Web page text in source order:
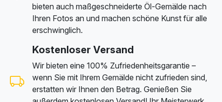
bieten auch maßgeschneiderte Öl-Gemälde nach
Ihren Fotos an und machen schöne Kunst für alle
erschwinglich.
Kostenloser Versand
Wir bieten eine 100% Zufriedenheitsgarantie –
wenn Sie mit Ihrem Gemälde nicht zufrieden sind,
erstatten wir Ihnen den Betrag. Genießen Sie